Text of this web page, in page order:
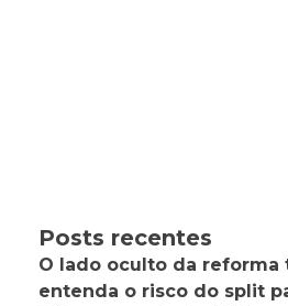
Posts recentes
O lado oculto da reforma
entenda o risco do split